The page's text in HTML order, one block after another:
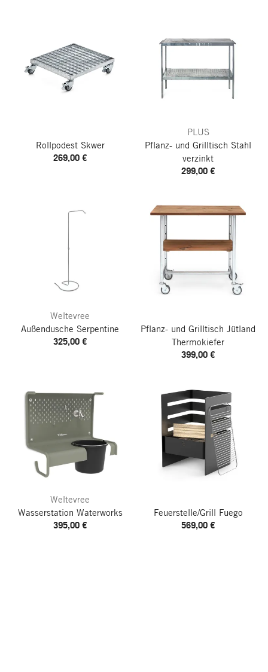
Rollpodest Skwer
269,00 €
PLUS
Pflanz- und Grilltisch Stahl
verzinkt
299,00 €
Weltevree
Außendusche Serpentine
325,00 €
Pflanz- und Grilltisch Jütland
Thermokiefer
399,00 €
Weltevree
Wasserstation Waterworks
395,00 €
Feuerstelle/Grill Fuego
569,00 €